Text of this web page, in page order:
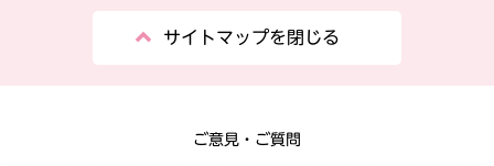
サイトマップを閉じる
ご意見・ご質問